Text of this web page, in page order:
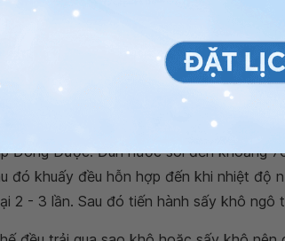
bào chế dược tính giải: Lấy ngô thù
vị đắng nồng vốn có để trị bệnh.
Trung Dược Đại Từ Điển ghi chép:
lượng ngô thù du rồi sắc lấy nước. Tẩm
rồi bảo quản dùng dần.
Đông Dược: Đun nước sôi đến khoảng
đó khuấy đều hỗn hợp đến khi nhiệt độ
2 - 3 lần. Sau đó tiến hành sấy khô ngô